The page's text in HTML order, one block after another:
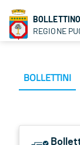
REGIONE
BOLLETTINI